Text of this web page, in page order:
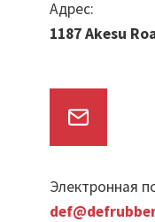
Адрес:
1187 Akesu
Электронная